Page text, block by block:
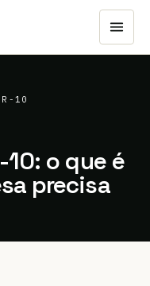
10
o que é
precisa